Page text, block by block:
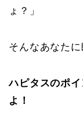
ょ？」
そんなあなたに
ハピタスのポ
よ！